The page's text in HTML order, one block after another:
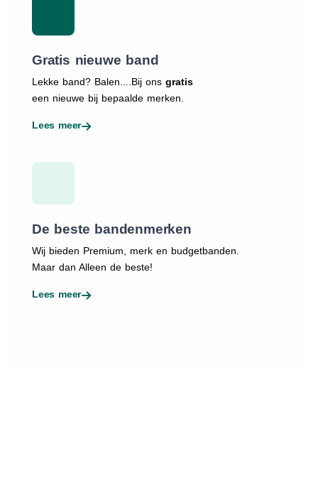
Gratis nieuwe band
Lekke band? Balen....Bij ons gratis
een nieuwe bij bepaalde merken.
Lees meer
De beste bandenmerken
Wij bieden Premium, merk en budgetbanden.
Maar dan Alleen de beste!
Lees meer